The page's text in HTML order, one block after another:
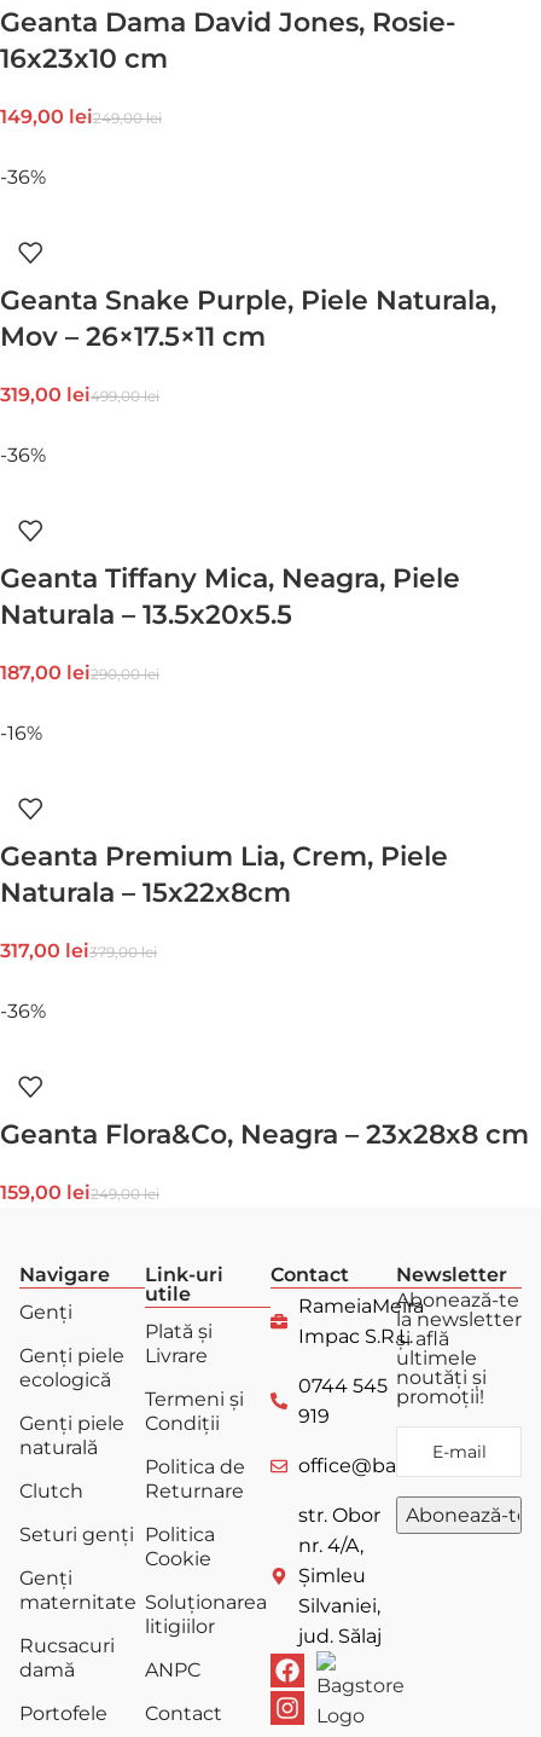
Geanta Dama David Jones, Rosie-
16x23x10 cm
249,00lei
149,00 lei
-36%
Geanta Snake Purple, Piele Naturala,
Mov – 26×17.5×11 cm
499,00lei
319,00 lei
-36%
Geanta Tiffany Mica, Neagra, Piele
Naturala – 13.5x20x5.5
290,00lei
187,00 lei
-16%
Geanta Premium Lia, Crem, Piele
Naturala – 15x22x8cm
379,00lei
317,00 lei
-36%
Geanta Flora&Co, Neagra – 23x28x8 cm
249,00lei
159,00 lei
Navigare
Genți
Genți piele
ecologică
Genți piele
naturală
Clutch
Seturi genți
Genți
maternitate
Rucsacuri
damă
Portofele
Link-uri
utile
Plată și
Livrare
Termeni și
Condiții
Politica de
Returnare
Politica
Cookie
Soluționarea
litigiilor
ANPC
Contact
Contact
RameiaMeira
Impac S.R.L.
0744 545
919
office@bagstore.ro
str. Obor
nr. 4/A,
Șimleu
Silvaniei,
jud. Sălaj
Newsletter
Abonează-te
la newsletter
și află
ultimele
noutăți și
promoții!